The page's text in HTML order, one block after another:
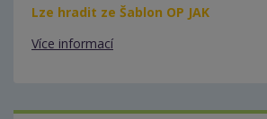
Lze hradit ze Šablon OP JAK
Více informací